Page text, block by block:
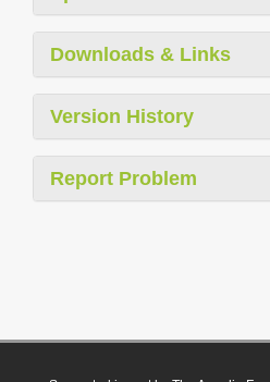
Downloads & Links
Version History
Report Problem